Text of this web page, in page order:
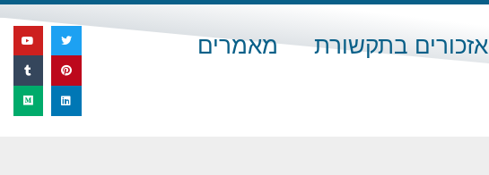
אזכורים בתקשורת
מאמרים